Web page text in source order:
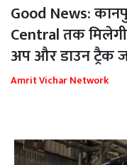
Good News:
Central तक
अप और डाउन ट्रैक
Amrit Vichar Network